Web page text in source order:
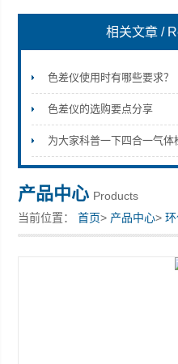
深圳市深博瑞仪器仪表有限公司
相关文章 /
色差仪使用时有哪些要求？
色差仪的选购要点分享
为大家科普一下四合一气体
产品中心 Products
当前位置：首页> 产品中心>